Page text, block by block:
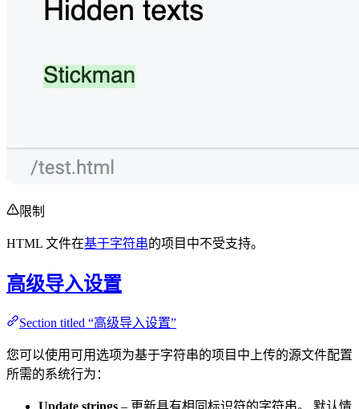
限制
HTML 文件在基于字符串的项目中不受支持。
高级导入设置
Section titled “高级导入设置”
您可以使用可用选项为基于字符串的项目中上传的源文件配置
所需的系统行为：